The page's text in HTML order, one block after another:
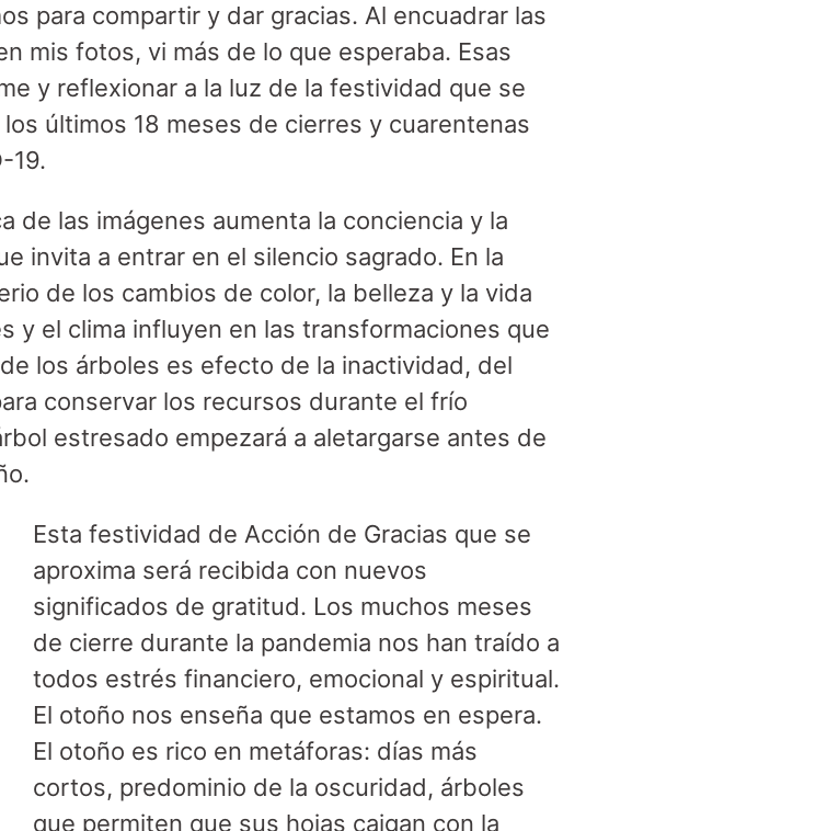
para compartir y dar gracias. Al encuadrar las
mis fotos, vi más de lo que esperaba. Esas
y reflexionar a la luz de la festividad que se
últimos 18 meses de cierres y cuarentenas
19.
de las imágenes aumenta la conciencia y la
invita a entrar en el silencio sagrado. En la
de los cambios de color, la belleza y la vida
y el clima influyen en las transformaciones que
los árboles es efecto de la inactividad, del
conservar los recursos durante el frío
estresado empezará a aletargarse antes de
Esta festividad de Acción de Gracias que se
aproxima será recibida con nuevos
significados de gratitud. Los muchos meses
de cierre durante la pandemia nos han traído a
todos estrés financiero, emocional y espiritual.
El otoño nos enseña que estamos en espera.
El otoño es rico en metáforas: días más
cortos, predominio de la oscuridad, árboles
que permiten que sus hojas caigan con la